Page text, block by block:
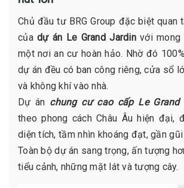
Chủ đầu tư BRG Group đặc biệt quan
củadự án Le Grand Jardinvới mong
một nơi an cư hoàn hảo. Nhờ đó
dự án đều có ban công riêng, cửa sổ
và không khí vào nhà.
Dự án chung cư cao cấp Le Grand
theo phong cách Châu Âu hiện đại,
diện tích, tầm nhìn khoáng đạt, gần
Toàn bộ dự án sang trọng, ấn tượng
tiểu cảnh, những mặt lát và tượng cây.